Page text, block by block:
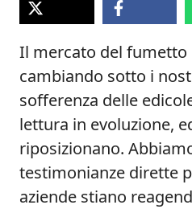
Il mercato del fumetto
cambiando sotto i
sofferenza delle
lettura in evoluzione,
riposizionano.
testimonianze dirette
aziende stiano